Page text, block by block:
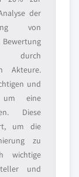
der
von
durch
Akteure.
und
um eine
Diese
um die
zu
wichtige
und